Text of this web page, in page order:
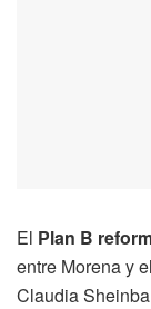
El Plan B
entre Morena y
Claudia